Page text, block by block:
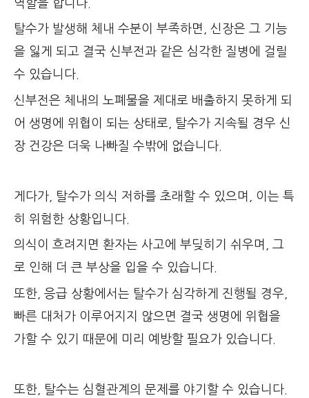
역할을 합니다.
탈수가 발생해 체내 수분이 부족하면, 신장은 그 기능
을 잃게 되고 결국 신부전과 같은 심각한 질병에 걸릴
수 있습니다.
신부전은 체내의 노폐물을 제대로 배출하지 못하게 되
어 생명에 위협이 되는 상태로, 탈수가 지속될 경우 신
장 건강은 더욱 나빠질 수밖에 없습니다.
게다가, 탈수가 의식 저하를 초래할 수 있으며, 이는 특
히 위험한 상황입니다.
의식이 흐려지면 환자는 사고에 부딪히기 쉬우며, 그
로 인해 더 큰 부상을 입을 수 있습니다.
또한, 응급 상황에서는 탈수가 심각하게 진행될 경우,
빠른 대처가 이루어지지 않으면 결국 생명에 위협을
가할 수 있기 때문에 미리 예방할 필요가 있습니다.
또한, 탈수는 심혈관계의 문제를 야기할 수 있습니다.